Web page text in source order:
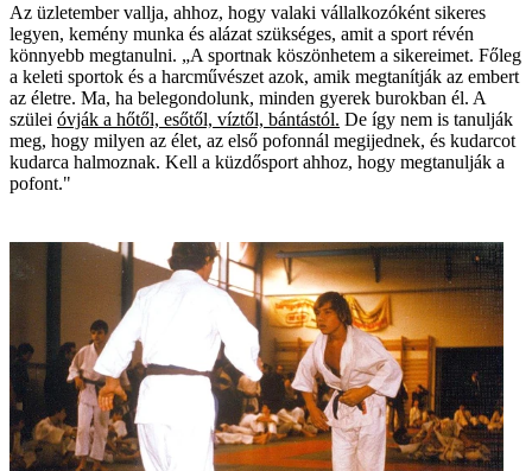
Az üzletember vallja, ahhoz, hogy valaki vállalkozóként sikeres
legyen, kemény munka és alázat szükséges, amit a sport révén
könnyebb megtanulni. „A sportnak köszönhetem a sikereimet. Főleg
a keleti sportok és a harcművészet azok, amik megtanítják az embert
az életre. Ma, ha belegondolunk, minden gyerek burokban él. A
szülei óvják a hőtől, esőtől, víztől, bántástól. De így nem is tanulják
meg, hogy milyen az élet, az első pofonnál megijednek, és kudarcot
kudarca halmoznak. Kell a küzdősport ahhoz, hogy megtanulják a
pofont."